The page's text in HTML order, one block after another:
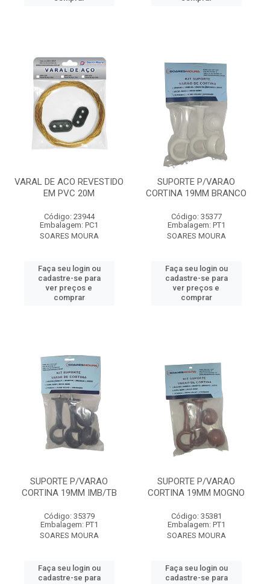
VARAL DE ACO REVESTIDO
EM PVC 20M
Código: 23944
Embalagem: PC1
SOARES MOURA
Faça seu login ou
cadastre-se para
ver preços e
comprar
SUPORTE P/VARAO
CORTINA 19MM BRANCO
Código: 35377
Embalagem: PT1
SOARES MOURA
Faça seu login ou
cadastre-se para
ver preços e
comprar
SUPORTE P/VARAO
CORTINA 19MM IMB/TB
Código: 35379
Embalagem: PT1
SOARES MOURA
Faça seu login ou
cadastre-se para
SUPORTE P/VARAO
CORTINA 19MM MOGNO
Código: 35381
Embalagem: PT1
SOARES MOURA
Faça seu login ou
cadastre-se para